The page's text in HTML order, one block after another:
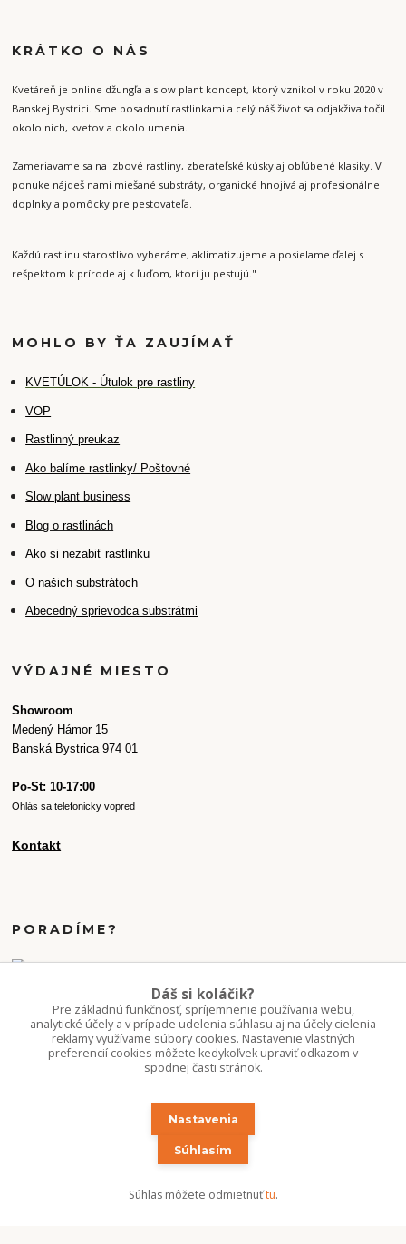
KRÁTKO O NÁS
Kvetáreň je online džungľa a slow plant koncept, ktorý vznikol v roku 2020 v
Banskej Bystrici. Sme posadnutí rastlinkami a celý náš život sa odjakživa točil
okolo nich, kvetov a okolo umenia.
Zameriavame sa na izbové rastliny, zberateľské kúsky aj obľúbené klasiky. V
ponuke nájdeš nami miešané substráty, organické hnojivá aj profesionálne
doplnky a pomôcky pre pestovateľa.
Každú rastlinu starostlivo vyberáme, aklimatizujeme a posielame ďalej s
rešpektom k prírode aj k ľuďom, ktorí ju pestujú."
MOHLO BY ŤA ZAUJÍMAŤ
KVETÚLOK - Útulok pre rastliny
VOP
Rastlinný preukaz
Ako balíme rastlinky/ Poštovné
Slow plant business
Blog o rastlinách
Ako si nezabiť rastlinku
O našich substrátoch
Abecedný sprievodca substrátmi
VÝDAJNÉ MIESTO
Showroom
Medený Hámor 15
Banská Bystrica 974 01
Po-St: 10-17:00
Ohlás sa telefonicky vopred
Kontakt
PORADÍME?
Po-Pi 10-16:00
info.kvetaren@gmail.com
Upravit sběr cookies.
Dáš si koláčik?
Pre základnú funkčnosť, spríjemnenie používania webu,
analytické účely a v prípade udelenia súhlasu aj na účely cielenia
reklamy využívame súbory cookies. Nastavenie vlastných
preferencií cookies môžete kedykoľvek upraviť odkazom v
spodnej časti stránok.
Nastavenia
Súhlasím
Súhlas môžete odmietnuťtu.